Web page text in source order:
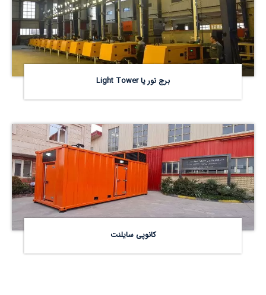
برج نور یا Light Tower
کانوپی سایلنت